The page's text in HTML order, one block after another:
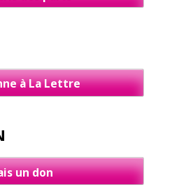
à La Lettre
un don